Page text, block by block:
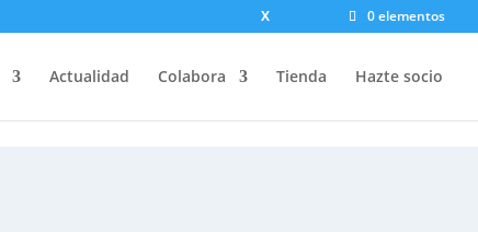
X 0 elementos
Actualidad Colabora Tienda Hazte socio